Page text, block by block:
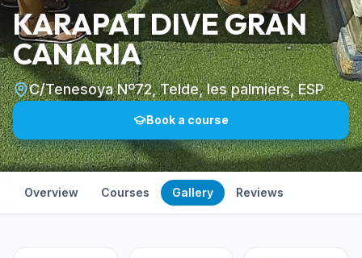
KARAPAT DIVE GRAN
CANARIA
C/Tenesoya Nº72, Telde, les palmiers, ESP
Book a course
Overview Courses Gallery Reviews